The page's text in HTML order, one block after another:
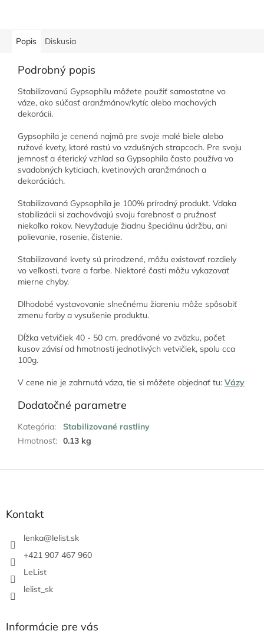
Popis Diskusia
Podrobný popis
Stabilizovanú Gypsophilu môžete použiť samostatne vo
váze, ako súčasť aranžmánov/kytíc alebo machových
dekorácii.
Gypsophila je cenená najmä pre svoje malé biele alebo
ružové kvety, ktoré rastú vo vzdušných strapcoch. Pre svoju
jemnosť a éterický vzhľad sa Gypsophila často používa vo
svadobných kyticiach, kvetinových aranžmánoch a
dekoráciách.
Stabilizovaná Gypsophila je 100% prírodný produkt. Vďaka
stabilizácii si zachovávajú svoju farebnosť a pružnosť
niekoľko rokov. Nevyžaduje žiadnu špeciálnu údržbu, ani
polievanie, rosenie, čistenie.
Stabilizované kvety sú prirodzené, môžu existovať rozdiely
vo veľkosti, tvare a farbe. Niektoré časti môžu vykazovať
mierne chyby.
Dlhodobé vystavovanie slnečnému žiareniu môže spôsobiť
zmenu farby a vysušenie produktu.
Dĺžka vetvičiek 40 - 50 cm, predávané vo zväzku, počet
kusov závisí od hmotnosti jednotlivých vetvičiek, spolu cca
100g.
V cene nie je zahrnutá váza, tie si môžete objednať tu: Vázy
Dodatočné parametre
Kategória:
Stabilizované rastliny
Hmotnosť: 0.13 kg
Kontakt
lenka@lelist.sk
+421 907 467 960
LeList
lelist_sk
Informácie pre vás